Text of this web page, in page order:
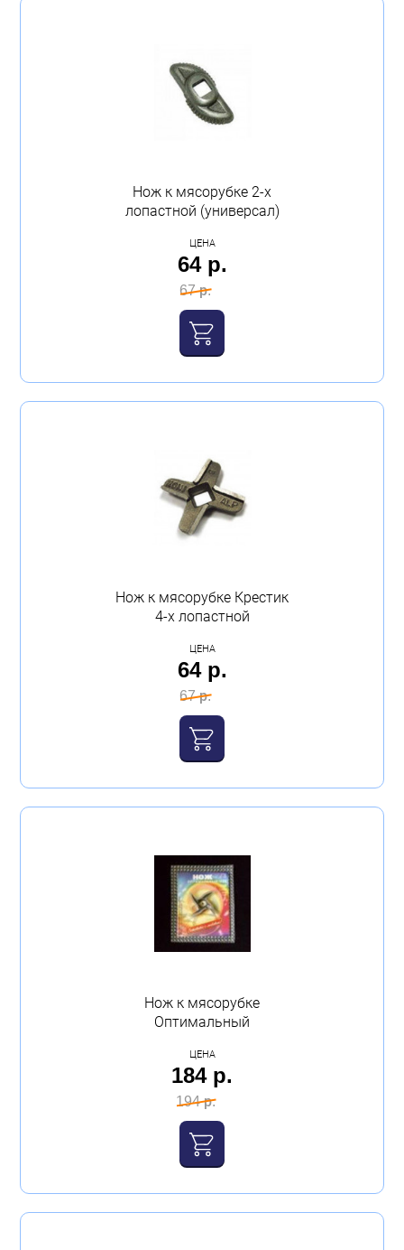
Нож к мясорубке 2-х
лопастной (универсал)
ЦЕНА
64 р.
67 р.
Нож к мясорубке Крестик
4-х лопастной
ЦЕНА
64 р.
67 р.
Нож к мясорубке
Оптимальный
ЦЕНА
184 р.
194 р.